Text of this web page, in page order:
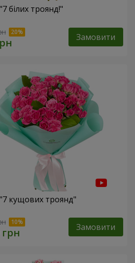
білих троянд!"
Замовити
кущових троянд"
Замовити